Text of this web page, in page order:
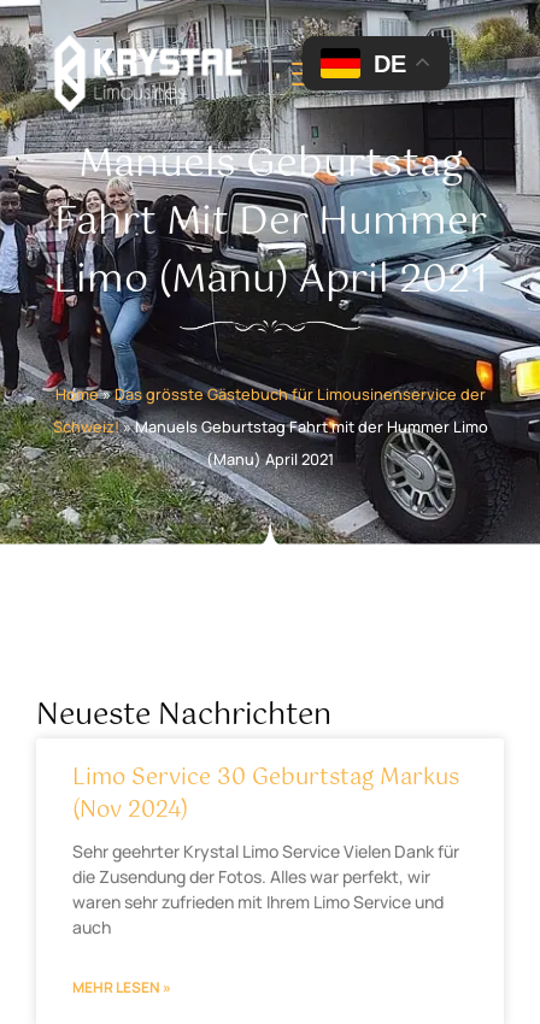
Manuels Geburtstag
Fahrt Mit Der Hummer
Limo (Manu) April 2021
Home»Das grösste Gästebuch für Limousinenservice der
Schweiz!»Manuels Geburtstag Fahrt mit der Hummer Limo
(Manu) April 2021
Neueste Nachrichten
Limo Service 30 Geburtstag Markus
(Nov 2024)
Sehr geehrter Krystal Limo Service Vielen Dank für
die Zusendung der Fotos. Alles war perfekt, wir
waren sehr zufrieden mit Ihrem Limo Service und
auch
MEHR LESEN »
DE